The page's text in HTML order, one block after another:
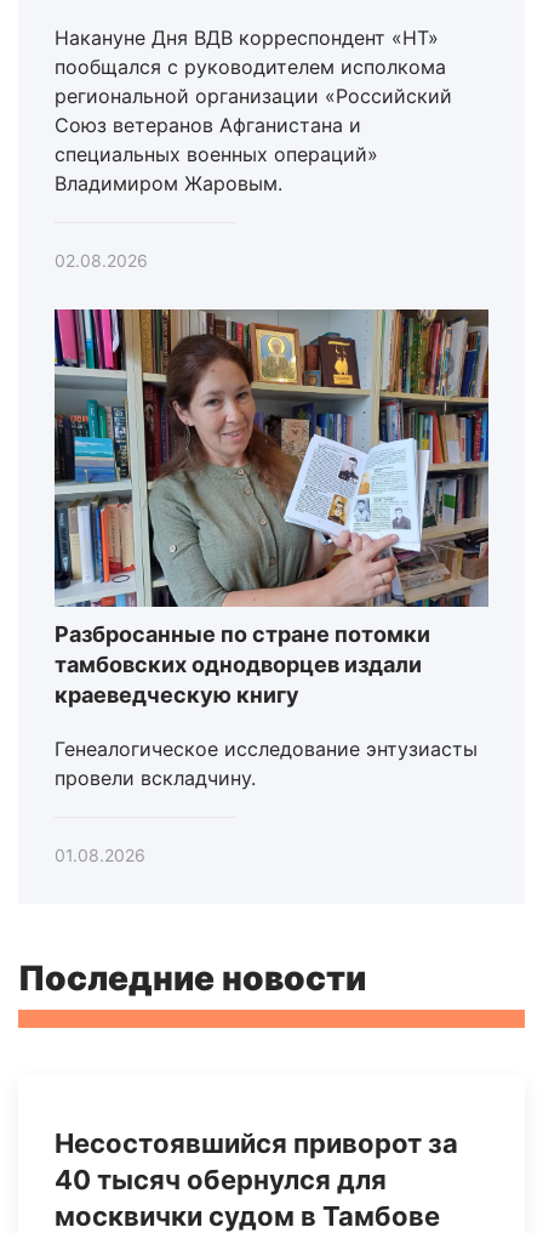
Накануне Дня ВДВ корреспондент «НТ»
пообщался с руководителем исполкома
региональной организации «Российский
Союз ветеранов Афганистана и
специальных военных операций»
Владимиром Жаровым.
02.08.2026
Разбросанные по стране потомки
тамбовских однодворцев издали
краеведческую книгу
Генеалогическое исследование энтузиасты
провели вскладчину.
01.08.2026
Последние новости
Несостоявшийся приворот за
40 тысяч обернулся для
москвички судом в Тамбове